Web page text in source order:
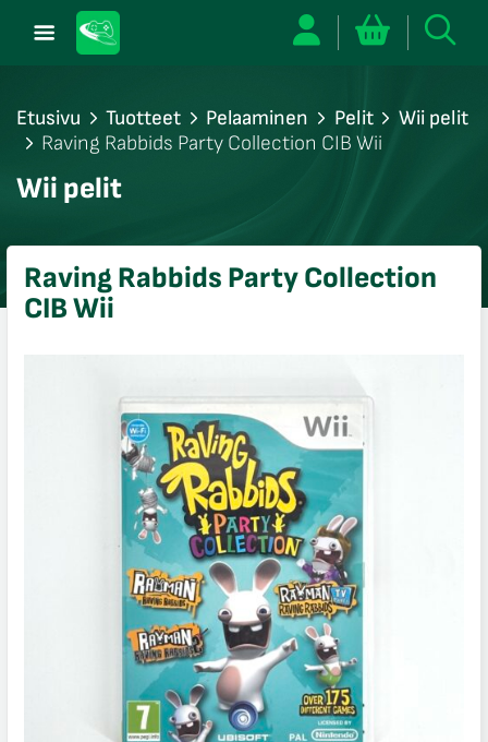
Etusivu Tuotteet Pelaaminen Pelit
Wii pelit
Raving Rabbids Party Collection CIB Wii
Wii pelit
Raving Rabbids Party Collection
CIB Wii
sulje
sulje